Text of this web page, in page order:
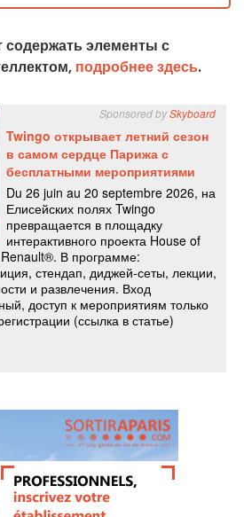
содержать элементы с
подробнее здесь.